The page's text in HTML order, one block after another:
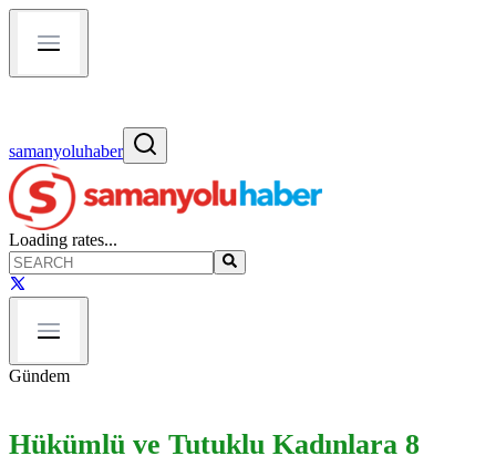
samanyoluhaber
Loading rates...
Gündem
Hükümlü ve Tutuklu Kadınlara 8